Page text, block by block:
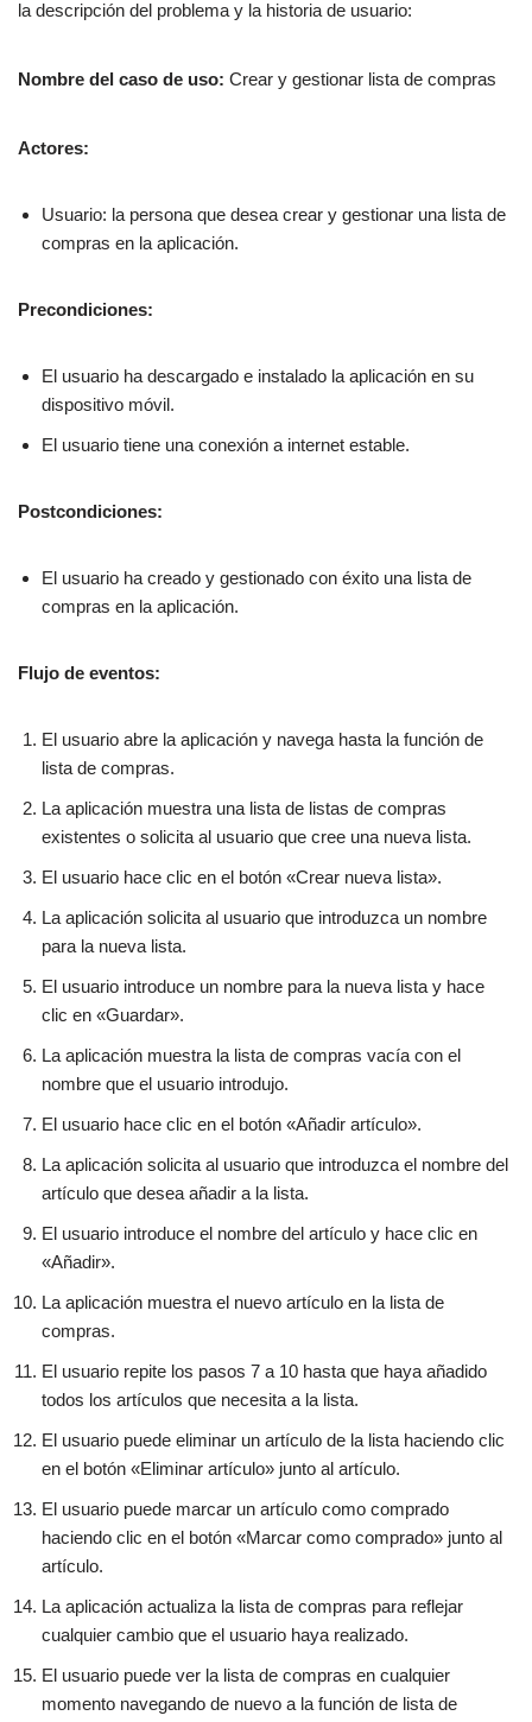
la descripción del problema y la historia de usuario:
Nombre del caso de uso: Crear y gestionar lista de compras
Actores:
Usuario: la persona que desea crear y gestionar una lista de
compras en la aplicación.
Precondiciones:
El usuario ha descargado e instalado la aplicación en su
dispositivo móvil.
El usuario tiene una conexión a internet estable.
Postcondiciones:
El usuario ha creado y gestionado con éxito una lista de
compras en la aplicación.
Flujo de eventos:
El usuario abre la aplicación y navega hasta la función de
lista de compras.
La aplicación muestra una lista de listas de compras
existentes o solicita al usuario que cree una nueva lista.
El usuario hace clic en el botón «Crear nueva lista».
La aplicación solicita al usuario que introduzca un nombre
para la nueva lista.
El usuario introduce un nombre para la nueva lista y hace
clic en «Guardar».
La aplicación muestra la lista de compras vacía con el
nombre que el usuario introdujo.
El usuario hace clic en el botón «Añadir artículo».
La aplicación solicita al usuario que introduzca el nombre del
artículo que desea añadir a la lista.
El usuario introduce el nombre del artículo y hace clic en
«Añadir».
La aplicación muestra el nuevo artículo en la lista de
compras.
El usuario repite los pasos 7 a 10 hasta que haya añadido
todos los artículos que necesita a la lista.
El usuario puede eliminar un artículo de la lista haciendo clic
en el botón «Eliminar artículo» junto al artículo.
El usuario puede marcar un artículo como comprado
haciendo clic en el botón «Marcar como comprado» junto al
artículo.
La aplicación actualiza la lista de compras para reflejar
cualquier cambio que el usuario haya realizado.
El usuario puede ver la lista de compras en cualquier
momento navegando de nuevo a la función de lista de